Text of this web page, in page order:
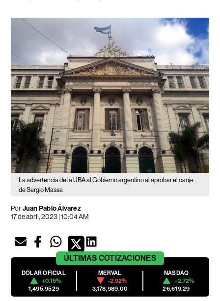
La advertencia de la UBA al Gobierno argentino al aprobar el canje
de Sergio Massa
PorJuan Pablo Álvarez
17 de abril, 2023 | 10:04 AM
ÚLTIMAS COTIZACIONES
DÓLAR OFICIAL
+0.15%
1,495.9529
MERVAL
-2.92%
3,178,989.00
NASDAQ
+2.72%
26,619.29